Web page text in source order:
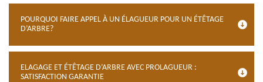
POURQUOI FAIRE APPEL À UN ÉLAGUEUR POUR UN ÉTÊTAGE
D’ARBRE?
ELAGAGE ET ÉTÊTAGE D’ARBRE AVEC PROLAGUEUR :
SATISFACTION GARANTIE